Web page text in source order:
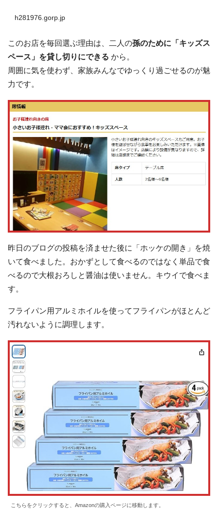
h281976.gorp.jp
このお店を毎回選ぶ理由は、二人の孫のために「キッズス
ペース」を貸し切りにできる から。
周囲に気を使わず、家族みんなでゆっくり過ごせるのが魅
力です。
昨日のブログの投稿を済ませた後に「ホッケの開き」を焼
いて食べました。おかずとして食べるのではなく単品で食
べるので大根おろしと醤油は使いません。キウイで食べま
す。
フライパン用アルミホイルを使ってフライパンがほとんど
汚れないように調理します。
こちらをクリックすると、Amazonの購入ページに移動します。